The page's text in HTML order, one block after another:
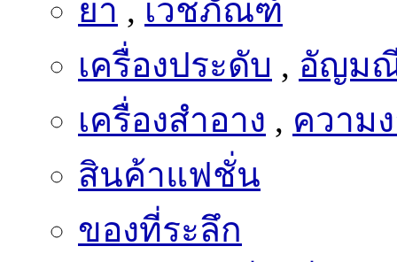
ยา , เวชภัณฑ์
เครื่องประดับ , อัญม
เครื่องสำอาง , ความ
สินค้าแฟชั่น
ของที่ระลึก